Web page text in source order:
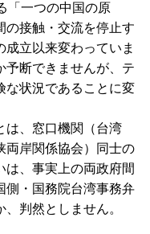
「一つの中国の原
の接触・交流を停止す
立以来変わっていま
予断できませんが、テ
な状況であることに変
は、窓口機関（台湾
両岸関係協会）同士の
は、事実上の両政府間
側・国務院台湾事務弁
判然としません。